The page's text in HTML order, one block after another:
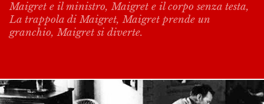
Maigret e il ministro, Maigret e il corpo senza testa,
La trappola di Maigret, Maigret prende un
granchio, Maigret si diverte.